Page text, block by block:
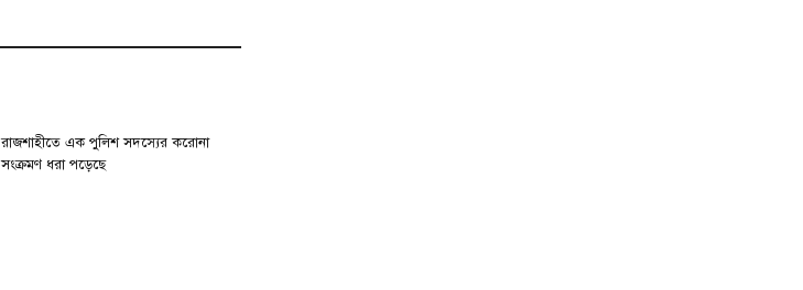
রাজশাহীতে এক পুলিশ সদস্যের করোনা
সংক্রমণ ধরা পড়েছে